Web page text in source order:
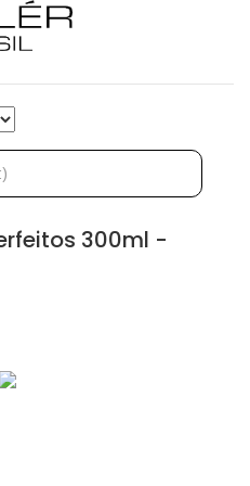
300ml -